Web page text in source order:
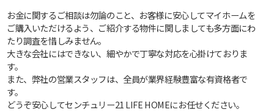
お金に関するご相談は勿論のこと、お客様に安心してマイホームを
ご購入いただけるよう、ご紹介する物件に関しましても多方面にわ
たり調査を惜しみません。
大きな会社にはできない、細やかで丁寧な対応を心掛けておりま
す。
また、弊社の営業スタッフは、全員が業界経験豊富な有資格者で
す。
どうぞ安心してセンチュリー21 LIFE HOMEにお任せください。